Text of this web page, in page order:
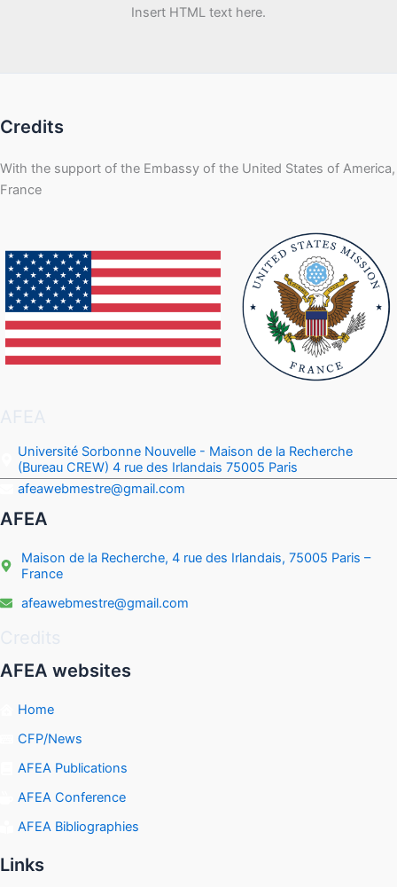
Insert HTML text here.
Credits
With the support of the Embassy of the United States of America,
France
Université Sorbonne Nouvelle - Maison de la Recherche
(Bureau CREW) 4 rue des Irlandais 75005 Paris
afeawebmestre@gmail.com
AFEA
Maison de la Recherche, 4 rue des Irlandais, 75005 Paris –
France
afeawebmestre@gmail.com
AFEA websites
Home
CFP/News
AFEA Publications
AFEA Conference
AFEA Bibliographies
Links